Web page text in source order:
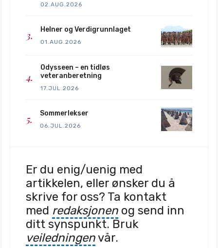
02.AUG.2026
Helner og Verdigrunnlaget
01.AUG.2026
Odysseen – en tidløs
veteranberetning
17.JUL.2026
Sommerlekser
06.JUL.2026
Er du enig/uenig med
artikkelen, eller ønsker du å
skrive for oss? Ta kontakt
med redaksjonen og send inn
ditt synspunkt. Bruk
veiledningenvår.